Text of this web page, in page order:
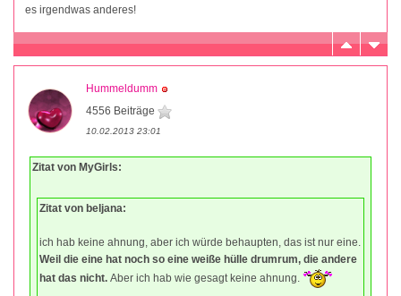
es irgendwas anderes!
Hummeldumm
4556 Beiträge
10.02.2013 23:01
Zitat von MyGirls:
Zitat von beljana:
ich hab keine ahnung, aber ich würde behaupten, das ist nur eine.
Weil die eine hat noch so eine weiße hülle drumrum, die andere
hat das nicht. Aber ich hab wie gesagt keine ahnung.